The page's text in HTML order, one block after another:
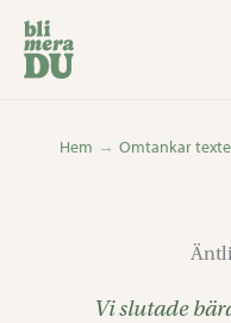
Hoppa
innehåll
Hem Omtankar
Vi slutade